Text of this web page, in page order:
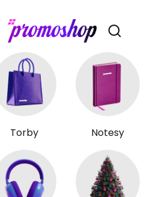
Otwórz
Torby Notesy